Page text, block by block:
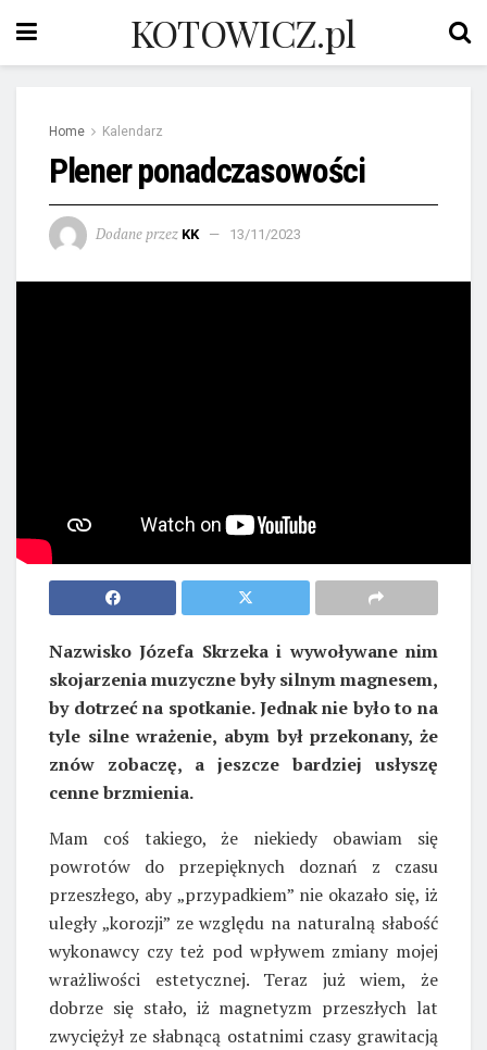
KOTOWICZ.pl
Home Kalendarz
Plener ponadczasowości
Dodane przez KK 13/11/2023
Nazwisko Józefa Skrzeka i wywoływane nim
skojarzenia muzyczne były silnym magnesem,
by dotrzeć na spotkanie. Jednak nie było to na
tyle silne wrażenie, abym był przekonany, że
znów zobaczę, a jeszcze bardziej usłyszę
cenne brzmienia.
Mam coś takiego, że niekiedy obawiam się
powrotów do przepięknych doznań z czasu
przeszłego, aby „przypadkiem” nie okazało się, iż
uległy „korozji” ze względu na naturalną słabość
wykonawcy czy też pod wpływem zmiany mojej
wrażliwości estetycznej. Teraz już wiem, że
dobrze się stało, iż magnetyzm przeszłych lat
zwyciężył ze słabnącą ostatnimi czasy grawitacją